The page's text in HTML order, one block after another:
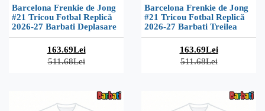
Barcelona Frenkie de Jong
#21 Tricou Fotbal Replică
2026-27 Barbati Deplasare
163.69Lei
511.68Lei
Barcelona Frenkie de Jong
#21 Tricou Fotbal Replică
2026-27 Barbati Treilea
163.69Lei
511.68Lei